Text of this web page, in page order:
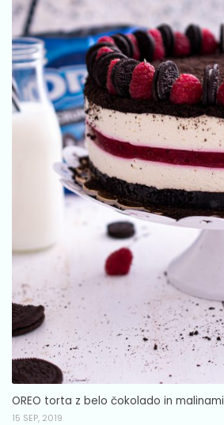
OREO torta z belo čokolado in malinami
15 SEP, 2019